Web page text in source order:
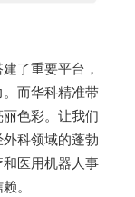
了重要平台，
而华科精准带
色彩。让我们
科领域的蓬勃
医用机器人事
。